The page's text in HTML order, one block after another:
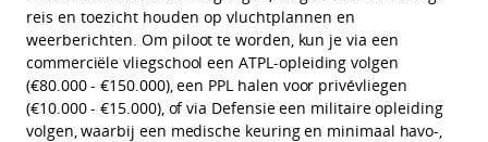
reis en toezicht houden op vluchtplannen en
weerberichten. Om piloot te worden, kun je via een
commerciële vliegschool eenATPL-opleiding volgen
(€80.000 - €150.000), een PPL halen voor privévliegen
(€10.000 - €15.000), of via Defensie een militaire opleiding
volgen, waarbij een medische keuring en minimaal havo-,